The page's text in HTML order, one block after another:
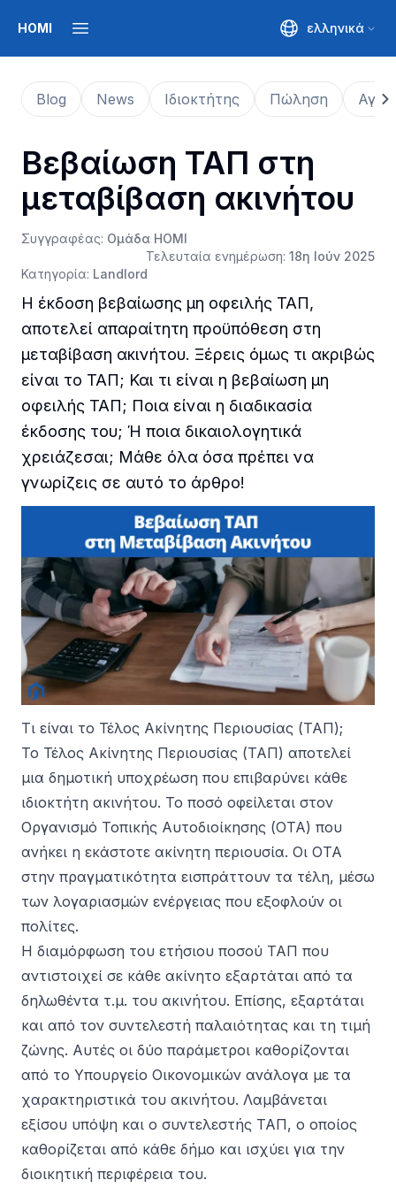
HOMI
Open main menu
ελληνικά
Blog News Ιδιοκτήτης Πώληση
Βεβαίωση ΤΑΠ στη
μεταβίβαση ακινήτου
Συγγραφέας: Ομάδα HOMI
Τελευταία ενημέρωση: 18η Ιούν 2025
Κατηγορία: Landlord
Η έκδοση βεβαίωσης μη οφειλής ΤΑΠ,
αποτελεί απαραίτητη προϋπόθεση στη
μεταβίβαση ακινήτου. Ξέρεις όμως τι ακριβώς
είναι το ΤΑΠ; Και τι είναι η βεβαίωση μη
οφειλής ΤΑΠ; Ποια είναι η διαδικασία
έκδοσης του; Ή ποια δικαιολογητικά
χρειάζεσαι; Μάθε όλα όσα πρέπει να
γνωρίζεις σε αυτό το άρθρο!
Τι είναι το Τέλος Ακίνητης Περιουσίας (ΤΑΠ);
Το Τέλος Ακίνητης Περιουσίας (ΤΑΠ) αποτελεί
μια δημοτική υποχρέωση που επιβαρύνει κάθε
ιδιοκτήτη ακινήτου. Το ποσό οφείλεται στον
Οργανισμό Τοπικής Αυτοδιοίκησης (ΟΤΑ) που
ανήκει η εκάστοτε ακίνητη περιουσία. Οι ΟΤΑ
στην πραγματικότητα εισπράττουν τα τέλη, μέσω
των λογαριασμών ενέργειας που εξοφλούν οι
πολίτες.
Η διαμόρφωση του ετήσιου ποσού ΤΑΠ που
αντιστοιχεί σε κάθε ακίνητο εξαρτάται από τα
δηλωθέντα τ.μ. του ακινήτου. Επίσης, εξαρτάται
και από τον συντελεστή παλαιότητας και τη τιμή
ζώνης. Αυτές οι δύο παράμετροι καθορίζονται
από το Υπουργείο Οικονομικών ανάλογα με τα
χαρακτηριστικά του ακινήτου. Λαμβάνεται
εξίσου υπόψη και ο συντελεστής ΤΑΠ, ο οποίος
καθορίζεται από κάθε δήμο και ισχύει για την
διοικητική περιφέρεια του.